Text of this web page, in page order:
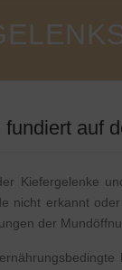
auf
Kiefergelenke
nicht erkannt
der